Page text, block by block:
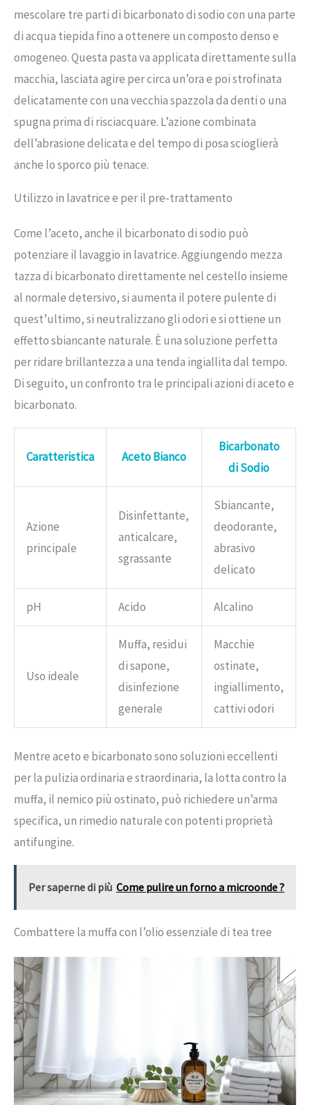
mescolare tre parti di bicarbonato di sodio con una parte
di acqua tiepida fino a ottenere un composto denso e
omogeneo. Questa pasta va applicata direttamente sulla
macchia, lasciata agire per circa un’ora e poi strofinata
delicatamente con una vecchia spazzola da denti o una
spugna prima di risciacquare. L’azione combinata
dell’abrasione delicata e del tempo di posa scioglierà
anche lo sporco più tenace.
Utilizzo in lavatrice e per il pre-trattamento
Come l’aceto, anche il bicarbonato di sodio può
potenziare il lavaggio in lavatrice. Aggiungendo mezza
tazza di bicarbonato direttamente nel cestello insieme
al normale detersivo, si aumenta il potere pulente di
quest’ultimo, si neutralizzano gli odori e si ottiene un
effetto sbiancante naturale. È una soluzione perfetta
per ridare brillantezza a una tenda ingiallita dal tempo.
Di seguito, un confronto tra le principali azioni di aceto e
bicarbonato.
Caratteristica Aceto Bianco
Bicarbonato
di Sodio
Azione
principale
Disinfettante,
anticalcare,
sgrassante
Sbiancante,
deodorante,
abrasivo
delicato
pH Acido Alcalino
Uso ideale
Muffa, residui
di sapone,
disinfezione
generale
Macchie
ostinate,
ingiallimento,
cattivi odori
Mentre aceto e bicarbonato sono soluzioni eccellenti
per la pulizia ordinaria e straordinaria, la lotta contro la
muffa, il nemico più ostinato, può richiedere un’arma
specifica, un rimedio naturale con potenti proprietà
antifungine.
Per saperne di più Come pulire un forno a microonde ?
Combattere la muffa con l’olio essenziale di tea tree